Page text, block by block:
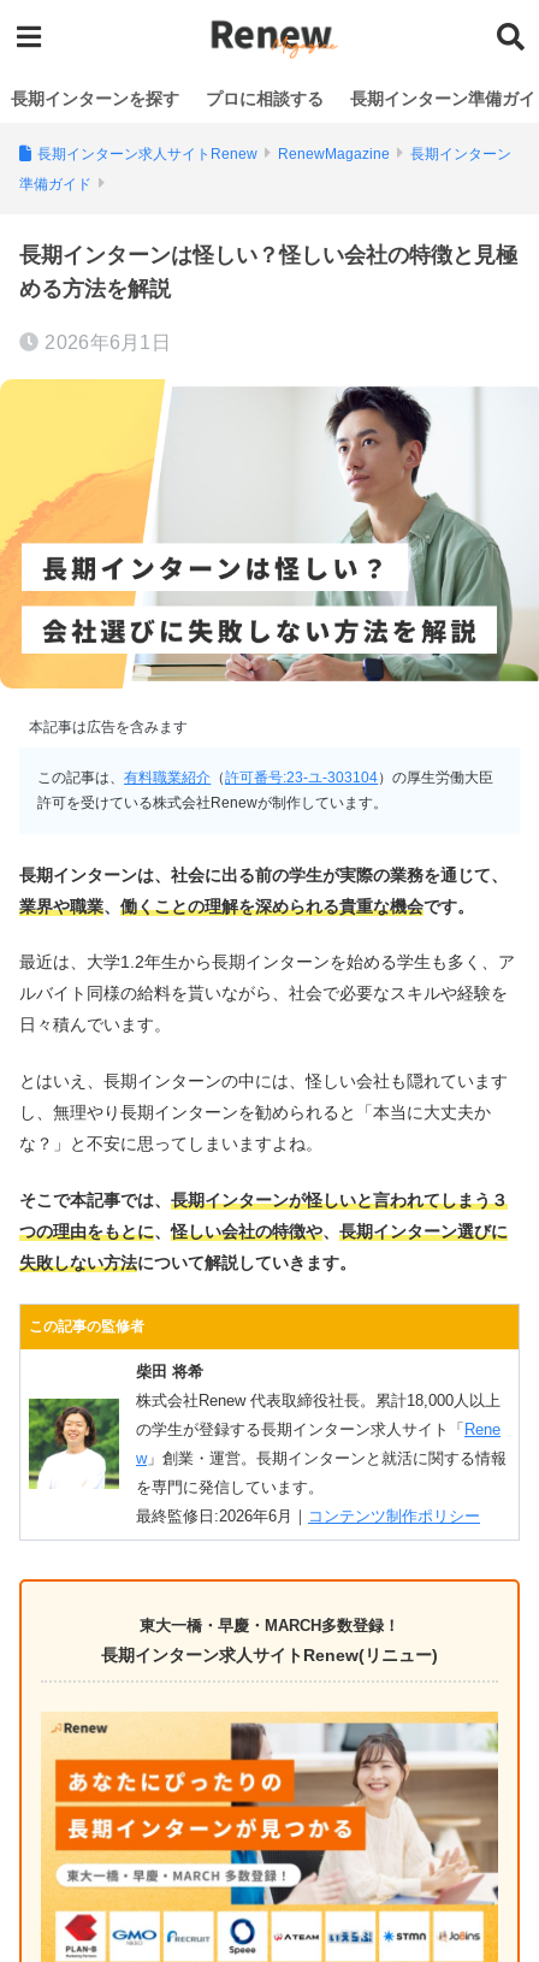
長期インターンを探す プロに相談する 長期インターン準備ガイ
長期インターン求人サイトRenew RenewMagazine
長期インターン
準備ガイド
長期インターンは怪しい？怪しい会社の特徴と見極
める方法を解説
2026年6月1日
本記事は広告を含みます
この記事は、有料職業紹介 （許可番号:23-ユ-303104）の厚生労働大臣
許可を受けている株式会社Renewが制作しています。
長期インターンは、社会に出る前の学生が実際の業務を通じて、
業界や職業、 働くことの理解を深められる貴重な機会です。
最近は、大学1.2年生から長期インターンを始める学生も多く、ア
ルバイト同様の給料を貰いながら、社会で必要なスキルや経験を
日々積んでいます。
とはいえ、長期インターンの中には、怪しい会社も隠れています
し、無理やり長期インターンを勧められると「本当に大丈夫か
な？」と不安に思ってしまいますよね。
そこで本記事では、 長期インターンが怪しいと言われてしまう３
つの理由をもとに、怪しい会社の特徴や、 長期インターン選びに
失敗しない方法について解説していきます。
この記事の監修者
柴田 将希
株式会社Renew 代表取締役社長。累計18,000人以上
の学生が登録する長期インターン求人サイト「 Rene
w」創業・運営。長期インターンと就活に関する情報
を専門に発信しています。
最終監修日:2026年6月｜ コンテンツ制作ポリシー
東大一橋・早慶・MARCH多数登録！
長期インターン求人サイトRenew(リニュー)